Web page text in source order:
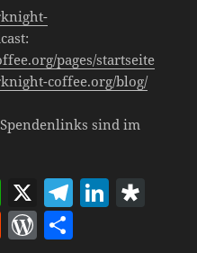
pages/startseite
coffee.org/blog/
sind im
W
h
X T Li
R W